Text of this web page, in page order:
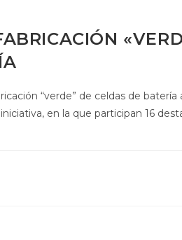
“verde” de celdas de batería
en la que participan 16